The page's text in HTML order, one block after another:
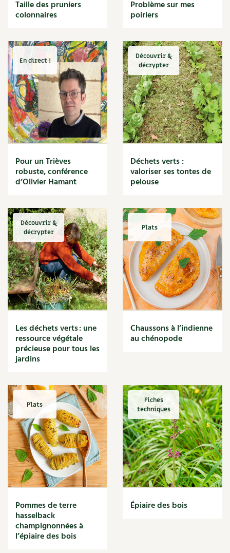
Cuisine saine
Décoration
DIY
Eau
Énergie
Enfants
Expérimentation
Fleur
Jardin bio
Légumes
Légumineuse
Maïs doux
Maison saine
Mare
Marie Chioca
Marmite
Massage
Matériaux
Maux
Méditerranéen
Menace
Mésange
Microflore
Migraine
Mode de culture
Montagne
Moutarde
Multiplication
Muret
Muscade
Musique
Narcisse
Nature
Nettoyage
Nichoir
Noisette
Noix
Taille des pruniers
colonnaires
Problème sur mes
poiriers
En direct !
Pour un Trièves
robuste, conférence
d’Olivier Hamant
Découvrir &
décrypter
Déchets verts :
valoriser ses tontes de
pelouse
Découvrir &
décrypter
Les déchets verts : une
ressource végétale
précieuse pour tous les
jardins
Plats
Chaussons à l’indienne
au chénopode
Plats
Pommes de terre
hasselback
champignonnées à
l’épiaire des bois
Fiches
techniques
Épiaire des bois